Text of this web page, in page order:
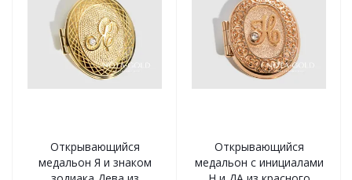
Открывающийся
медальон Я и знаком
Открывающийся
медальон с инициалами